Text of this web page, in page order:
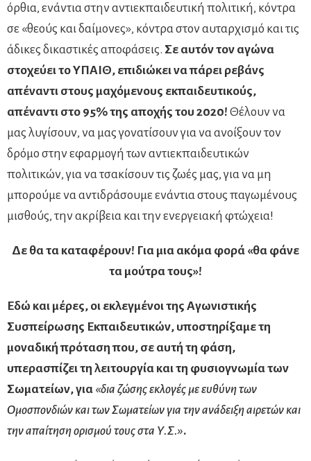
όρθια, ενάντια στην αντιεκπαιδευτική πολιτική, κόντρα
σε «θεούς και δαίμονες», κόντρα στον αυταρχισμό και τις
άδικες δικαστικές αποφάσεις. Σε αυτόν τον αγώνα
στοχεύει το ΥΠΑΙΘ, επιδιώκει να πάρει ρεβάνς
απέναντι στους μαχόμενους εκπαιδευτικούς,
απέναντι στο 95% της αποχής του 2020! Θέλουν να
μας λυγίσουν, να μας γονατίσουν για να ανοίξουν τον
δρόμο στην εφαρμογή των αντιεκπαιδευτικών
πολιτικών, για να τσακίσουν τις ζωές μας, για να μη
μπορούμε να αντιδράσουμε ενάντια στους παγωμένους
μισθούς, την ακρίβεια και την ενεργειακή φτώχεια!
Δε θα τα καταφέρουν! Για μια ακόμα φορά «θα φάνε
τα μούτρα τους»!
Εδώ και μέρες, οι εκλεγμένοι της Αγωνιστικής
Συσπείρωσης Εκπαιδευτικών, υποστηρίξαμε τη
μοναδική πρόταση που, σε αυτή τη φάση,
υπερασπίζει τη λειτουργία και τη φυσιογνωμία των
Σωματείων, για «δια ζώσης εκλογές με ευθύνη των
Ομοσπονδιών και των Σωματείων για την ανάδειξη αιρετών και
την απαίτηση ορισμού τους στα Υ.Σ.».